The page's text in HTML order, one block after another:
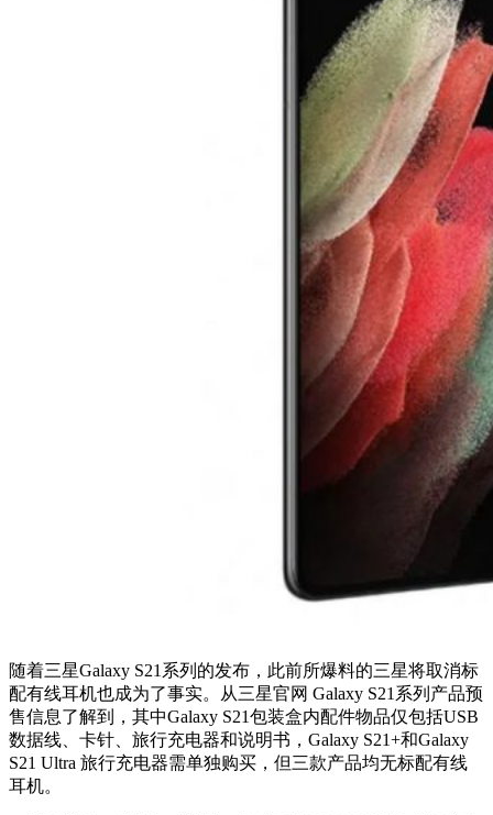
随着三星Galaxy S21系列的发布，此前所爆料的三星将取消标
配有线耳机也成为了事实。从三星官网 Galaxy S21系列产品预
售信息了解到，其中Galaxy S21包装盒内配件物品仅包括USB
数据线、卡针、旅行充电器和说明书，Galaxy S21+和Galaxy
S21 Ultra 旅行充电器需单独购买，但三款产品均无标配有线
耳机。